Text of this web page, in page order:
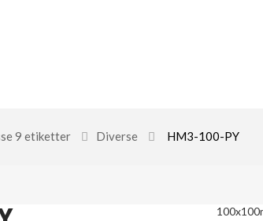
9 etiketter Diverse HM3-100-PY